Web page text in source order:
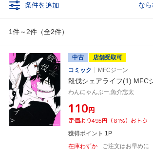
条件を追加
1件～2件（全2件）
なら
中古
店舗受取可
コミック
MFCジーン
殺伐シェアライフ(1) MFC
わんにゃんぷー,魚介忘太
¥110円
定価より495円（81%）おトク
獲得ポイント 1P
在庫わずか
ご注文はお早めに